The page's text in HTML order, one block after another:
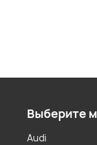
Выберите
Audi